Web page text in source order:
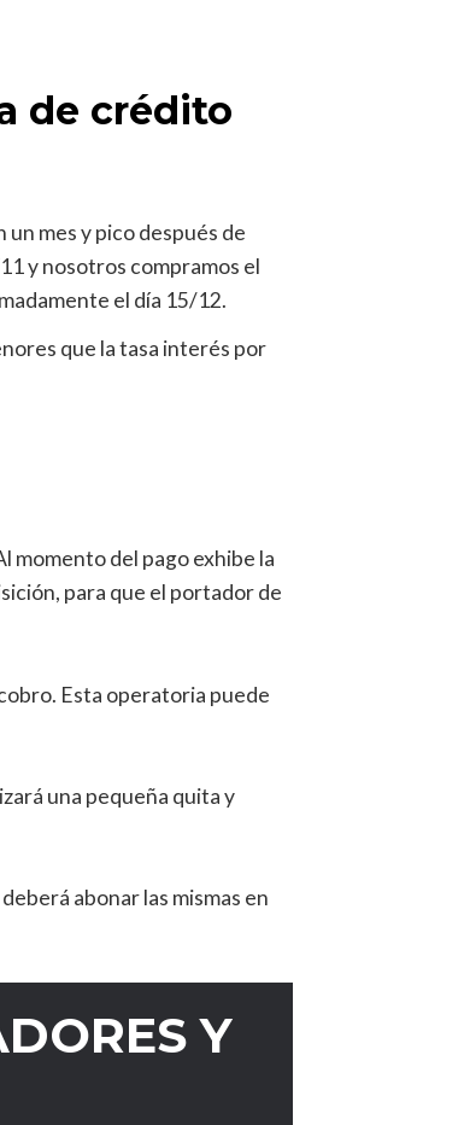
de crédito
mes y pico después de
y nosotros compramos el
el día 15/12.
que la tasa interés por
momento del pago exhibe la
para que el portador de
Esta operatoria puede
una pequeña quita y
abonar las mismas en
Y